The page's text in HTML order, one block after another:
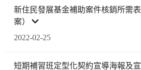
新住民發展基金補助案件核銷所需
案）
2022-02-25
短期補習班定型化契約宣導海報及